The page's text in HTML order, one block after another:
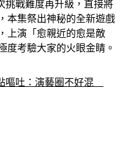
挑戰難度再升級，直接將
本集祭出神秘的全新遊戲
上演「愈親近的愈是敵
度考驗大家的火眼金睛。
嘔吐：演藝圈不好混